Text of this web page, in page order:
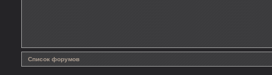
Список форумов